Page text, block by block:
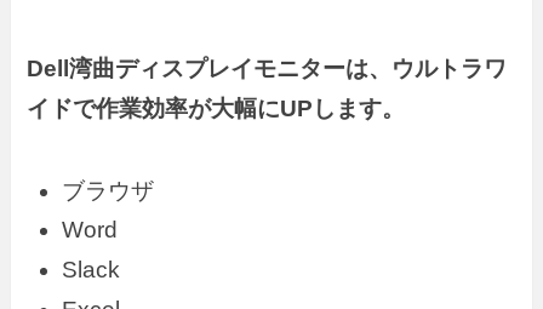
Dell湾曲ディスプレイモニターは、ウルトラワ
イドで作業効率が大幅にUPします。
ブラウザ
Word
Slack